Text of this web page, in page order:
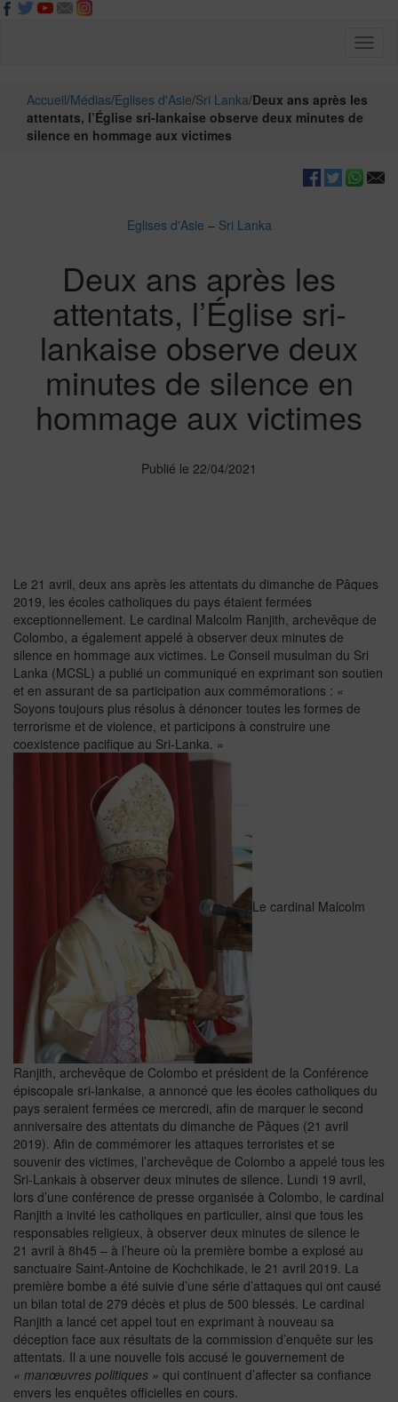
Accueil/Médias/Eglises d'Asie/Sri Lanka/Deux ans après les
attentats, l’Église sri-lankaise observe deux minutes de
silence en hommage aux victimes
Eglises d'Asie – Sri Lanka
Deux ans après les
attentats, l’Église sri-
lankaise observe deux
minutes de silence en
hommage aux victimes
Publié le 22/04/2021
Le 21 avril, deux ans après les attentats du dimanche de Pâques
2019, les écoles catholiques du pays étaient fermées
exceptionnellement. Le cardinal Malcolm Ranjith, archevêque de
Colombo, a également appelé à observer deux minutes de
silence en hommage aux victimes. Le Conseil musulman du Sri
Lanka (MCSL) a publié un communiqué en exprimant son soutien
et en assurant de sa participation aux commémorations : «
Soyons toujours plus résolus à dénoncer toutes les formes de
terrorisme et de violence, et participons à construire une
coexistence pacifique au Sri-Lanka. »
Le cardinal Malcolm
Ranjith, archevêque de Colombo et président de la Conférence
épiscopale sri-lankaise, a annoncé que les écoles catholiques du
pays seraient fermées ce mercredi, afin de marquer le second
anniversaire des attentats du dimanche de Pâques (21 avril
2019). Afin de commémorer les attaques terroristes et se
souvenir des victimes, l’archevêque de Colombo a appelé tous les
Sri-Lankais à observer deux minutes de silence. Lundi 19 avril,
lors d’une conférence de presse organisée à Colombo, le cardinal
Ranjith a invité les catholiques en particulier, ainsi que tous les
responsables religieux, à observer deux minutes de silence le
21 avril à 8h45 – à l’heure où la première bombe a explosé au
sanctuaire Saint-Antoine de Kochchikade, le 21 avril 2019. La
première bombe a été suivie d’une série d’attaques qui ont causé
un bilan total de 279 décès et plus de 500 blessés. Le cardinal
Ranjith a lancé cet appel tout en exprimant à nouveau sa
déception face aux résultats de la commission d’enquête sur les
attentats. Il a une nouvelle fois accusé le gouvernement de
« manœuvres politiques » qui continuent d’affecter sa confiance
envers les enquêtes officielles en cours.